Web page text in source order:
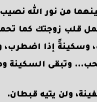
من نور الله
قلب زوجتك كما
وسكينةً إذا اضطرب،
وتبقى السكينة
ولن يتيه قبطان.